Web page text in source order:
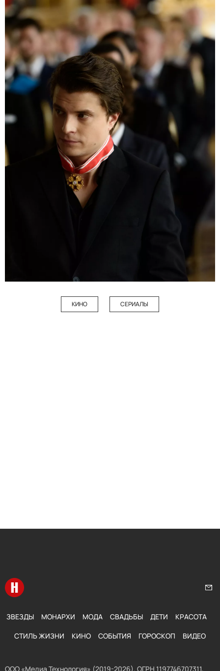
КИНО СЕРИАЛЫ
Перейти на главную
ЗВЕЗДЫ МОНАРХИ МОДА СВАДЬБЫ ДЕТИ КРАСОТА
СТИЛЬ ЖИЗНИ КИНО СОБЫТИЯ ГОРОСКОП ВИДЕО
ООО «Медиа Технология» (2019-2026). ОГРН 1197746707311,